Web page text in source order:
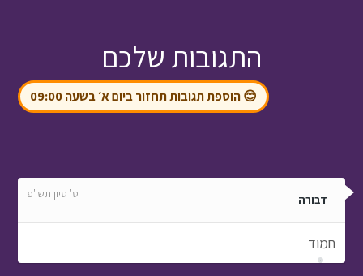
התגובות שלכם
😊 הוספת תגובות תחזור ביום א׳ בשעה 09:00
דבורה ט' סיון תש"פ
חמוד